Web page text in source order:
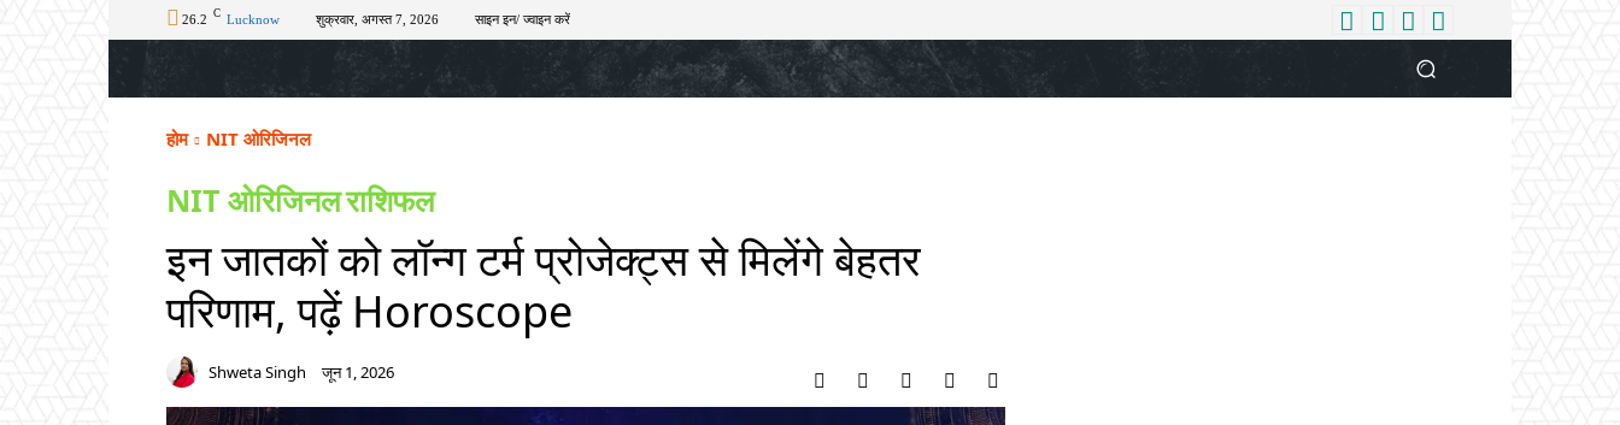
26.2 C Lucknow शुक्रवार, अगस्त 7, 2026 साइन इन/ ज्वाइन करें
अपराध चुनाव खेल टेक – ऑटो राज्य मनोरंजन लाइफस्टाइल बिजनेस आपकी आवाज
होम NIT ओरिजिनल
NIT ओरिजिनलराशिफल
इन जातकों को लॉन्ग टर्म प्रोजेक्ट्स से मिलेंगे बेहतर
परिणाम, पढ़ें Horoscope
Shweta Singh जून 1, 2026